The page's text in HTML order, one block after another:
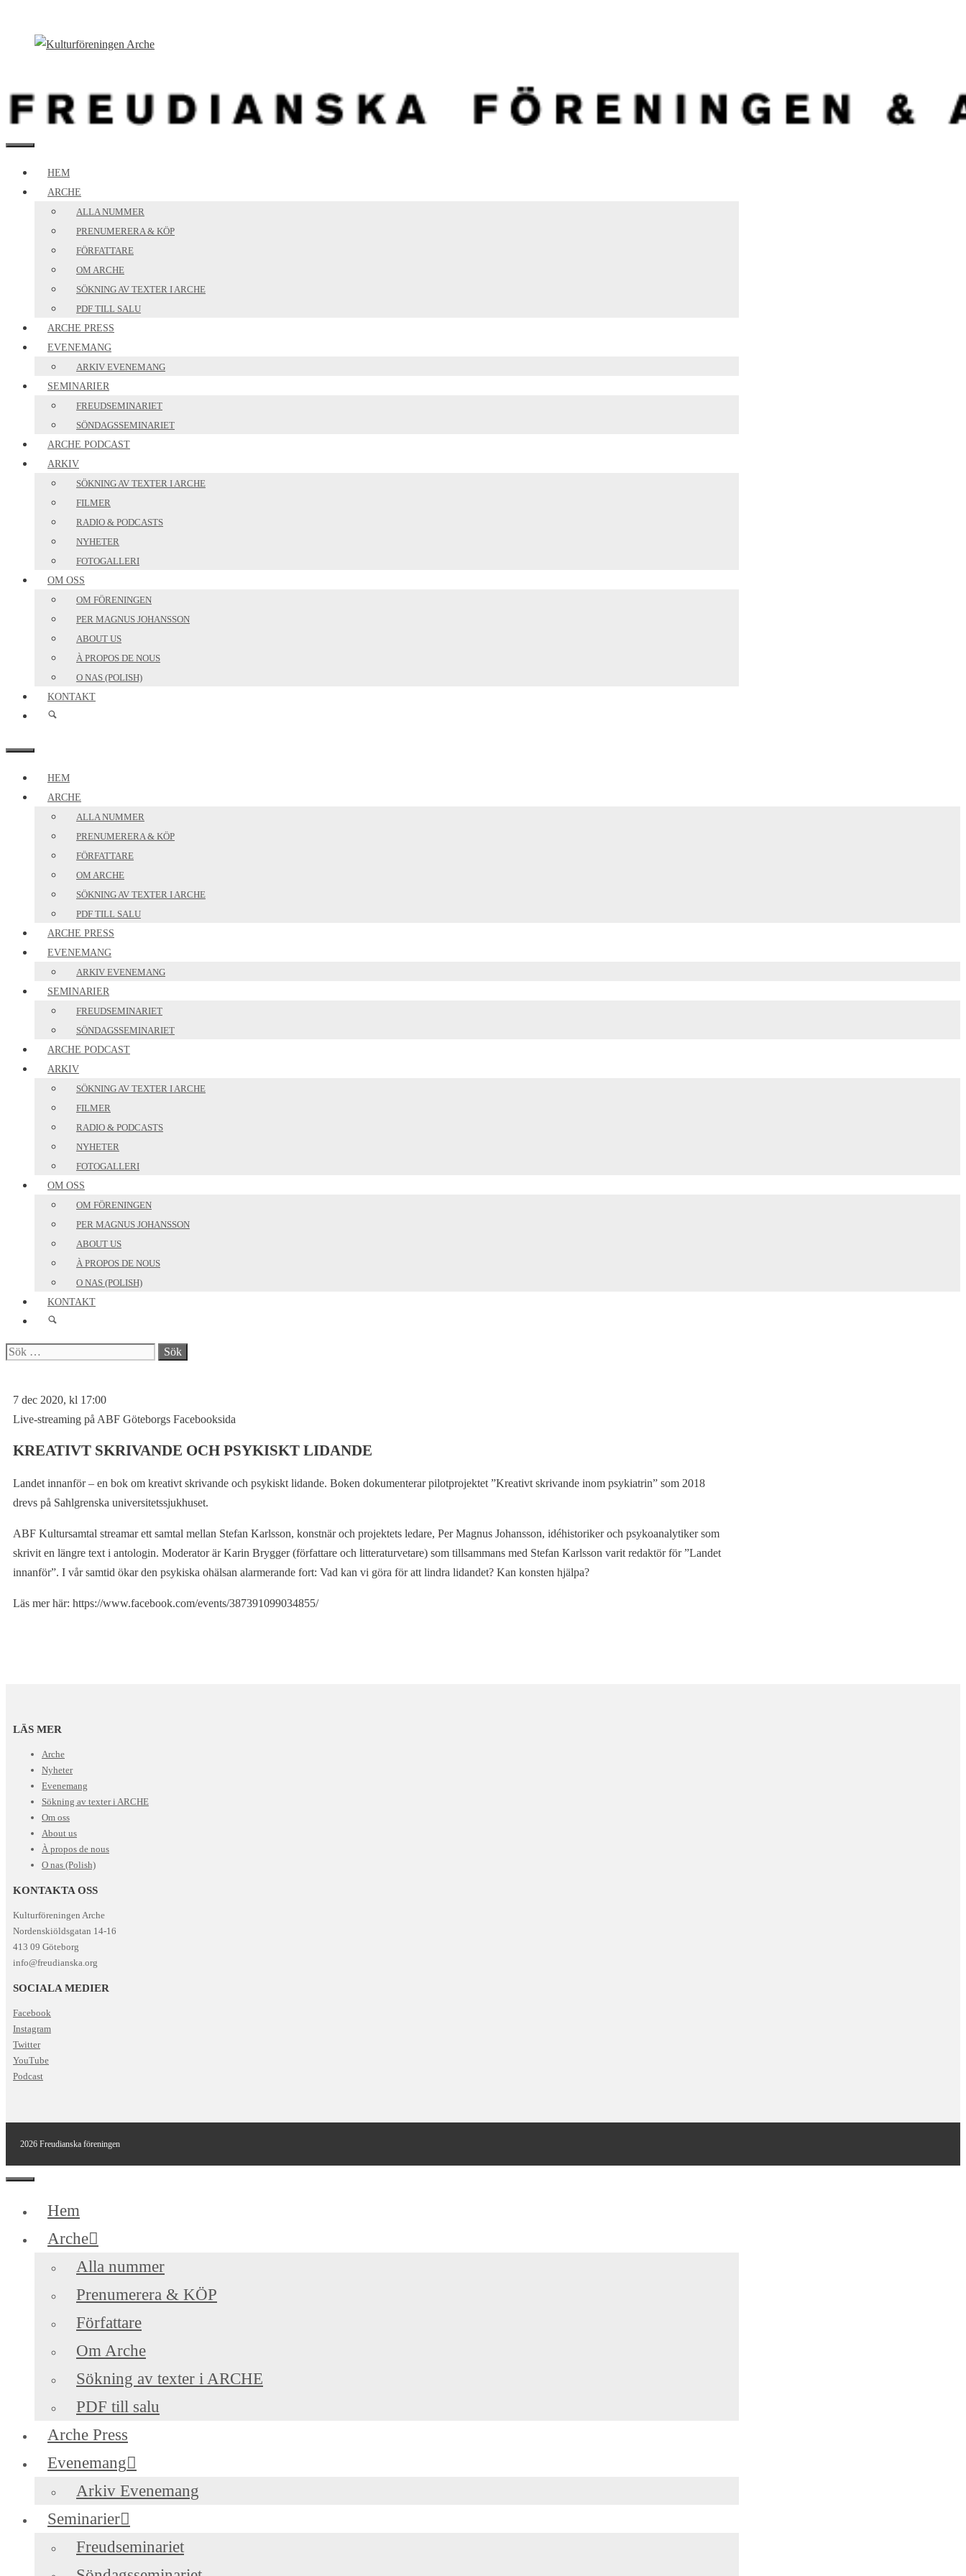
MENY
HEM
ARCHE
ALLA NUMMER
PRENUMERERA & KÖP
FÖRFATTARE
OM ARCHE
SÖKNING AV TEXTER I ARCHE
PDF TILL SALU
ARCHE PRESS
EVENEMANG
ARKIV EVENEMANG
SEMINARIER
FREUDSEMINARIET
SÖNDAGSSEMINARIET
ARCHE PODCAST
ARKIV
SÖKNING AV TEXTER I ARCHE
FILMER
RADIO & PODCASTS
NYHETER
FOTOGALLERI
OM OSS
OM FÖRENINGEN
PER MAGNUS JOHANSSON
ABOUT US
À PROPOS DE NOUS
O NAS (POLISH)
KONTAKT
MENY
HEM
ARCHE
ALLA NUMMER
PRENUMERERA & KÖP
FÖRFATTARE
OM ARCHE
SÖKNING AV TEXTER I ARCHE
PDF TILL SALU
ARCHE PRESS
EVENEMANG
ARKIV EVENEMANG
SEMINARIER
FREUDSEMINARIET
SÖNDAGSSEMINARIET
ARCHE PODCAST
ARKIV
SÖKNING AV TEXTER I ARCHE
FILMER
RADIO & PODCASTS
NYHETER
FOTOGALLERI
OM OSS
OM FÖRENINGEN
PER MAGNUS JOHANSSON
ABOUT US
À PROPOS DE NOUS
O NAS (POLISH)
KONTAKT
Sök
7 dec 2020, kl 17:00
Live-streaming på ABF Göteborgs Facebooksida
KREATIVT SKRIVANDE OCH PSYKISKT LIDANDE
Landet innanför – en bok om kreativt skrivande och psykiskt lidande. Boken dokumenterar pilotprojektet ”Kreativt skrivande inom psykiatrin” som 2018
drevs på Sahlgrenska universitetssjukhuset.
ABF Kultursamtal streamar ett samtal mellan Stefan Karlsson, konstnär och projektets ledare, Per Magnus Johansson, idéhistoriker och psykoanalytiker som
skrivit en längre text i antologin. Moderator är Karin Brygger (författare och litteraturvetare) som tillsammans med Stefan Karlsson varit redaktör för ”Landet
innanför”. I vår samtid ökar den psykiska ohälsan alarmerande fort: Vad kan vi göra för att lindra lidandet? Kan konsten hjälpa?
Läs mer här: https://www.facebook.com/events/387391099034855/
LÄS MER
Arche
Nyheter
Evenemang
Sökning av texter i ARCHE
Om oss
About us
À propos de nous
O nas (Polish)
KONTAKTA OSS
Kulturföreningen Arche
Nordenskiöldsgatan 14-16
413 09 Göteborg
info@freudianska.org
SOCIALA MEDIER
Facebook
Instagram
Twitter
YouTube
Podcast
2026 Freudianska föreningen
Stäng
Hem
Arche
Alla nummer
Prenumerera & KÖP
Författare
Om Arche
Sökning av texter i ARCHE
PDF till salu
Arche Press
Evenemang
Arkiv Evenemang
Seminarier
Freudseminariet